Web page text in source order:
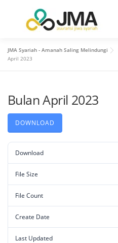
BERANDA
HUBUNGAN INVESTOR
INFO KONTAK KAMI
JMA Syariah - Amanah Saling Melindungi
April 2023
Bulan April 2023
DOWNLOAD
Download
File Size
File Count
Create Date
Last Updated